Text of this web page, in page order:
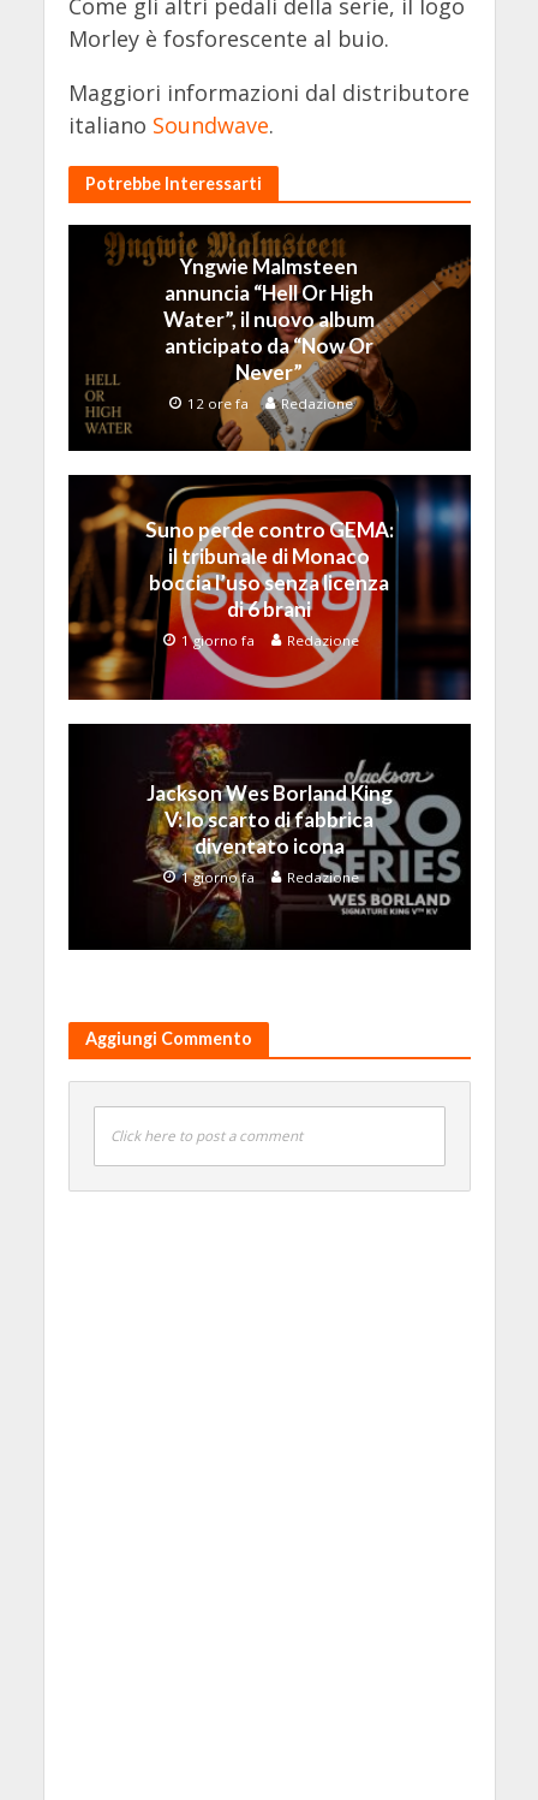
Come gli altri pedali della serie, il logo
Morley è fosforescente al buio.
Maggiori informazioni dal distributore
italiano Soundwave.
Potrebbe Interessarti
Yngwie Malmsteen
annuncia “Hell Or High
Water”, il nuovo album
anticipato da “Now Or
Never”
12 ore fa Redazione
Suno perde contro GEMA:
il tribunale di Monaco
boccia l’uso senza licenza
di 6 brani
1 giorno fa Redazione
Jackson Wes Borland King
V: lo scarto di fabbrica
diventato icona
1 giorno fa Redazione
Aggiungi Commento
Click here to post a comment